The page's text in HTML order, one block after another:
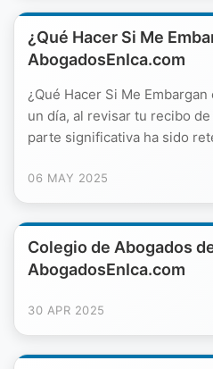
¿Qué Hacer Si Me
AbogadosEnIca.com
¿Qué Hacer Si Me
un día, al revisar tu recibo
parte significativa ha sido
06 MAY 2025
Colegio de Abogados
AbogadosEnIca.com
30 APR 2025